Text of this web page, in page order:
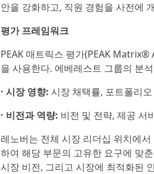
안을 강화하고, 직원 경험을 사전에
평가 프레임워크
PEAK 매트릭스 평가(PEAK
을 사용한다. 에베레스트 그룹의 분
· 시장 영향: 시장 채택률, 포트폴리
· 비전과 역량: 비전 및 전략, 제공 서
레노버는 전체 시장 리더십 위치에서
하여 해당 부문의 고유한 요구에 맞
시장 비전, 그리고 시장에 최적화된